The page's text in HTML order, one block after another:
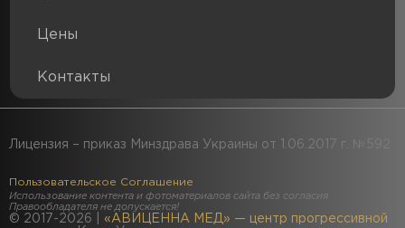
Цены
Контакты
Пользовательское Соглашение
Использование контента и фотоматериалов сайта без согласия
Правообладателя не допускается!
© 2017-2026 | «АВИЦЕННА МЕД» — центр прогрессивной
Лицензия – приказ Минздрава Украины от 1.06.2017 г. №592